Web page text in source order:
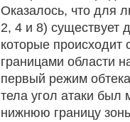
Оказалось, что для
2, 4 и 8) существует
которые
границами области
первый режим
тела угол атаки был
нижнюю границу